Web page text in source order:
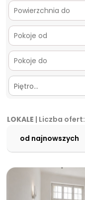
Piętro…
LOKALE | Liczba ofert:
od najnowszych